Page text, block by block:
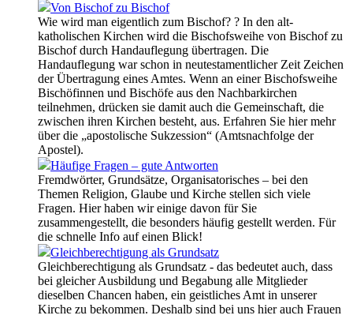
Von Bischof zu Bischof
Wie wird man eigentlich zum Bischof? ? In den alt-
katholischen Kirchen wird die Bischofsweihe von Bischof zu
Bischof durch Handauflegung übertragen. Die
Handauflegung war schon in neutestamentlicher Zeit Zeichen
der Übertragung eines Amtes. Wenn an einer Bischofsweihe
Bischöfinnen und Bischöfe aus den Nachbarkirchen
teilnehmen, drücken sie damit auch die Gemeinschaft, die
zwischen ihren Kirchen besteht, aus. Erfahren Sie hier mehr
über die „apostolische Sukzession“ (Amtsnachfolge der
Apostel).
Häufige Fragen – gute Antworten
Fremdwörter, Grundsätze, Organisatorisches – bei den
Themen Religion, Glaube und Kirche stellen sich viele
Fragen. Hier haben wir einige davon für Sie
zusammengestellt, die besonders häufig gestellt werden. Für
die schnelle Info auf einen Blick!
Gleichberechtigung als Grundsatz
Gleichberechtigung als Grundsatz - das bedeutet auch, dass
bei gleicher Ausbildung und Begabung alle Mitglieder
dieselben Chancen haben, ein geistliches Amt in unserer
Kirche zu bekommen. Deshalb sind bei uns hier auch Frauen